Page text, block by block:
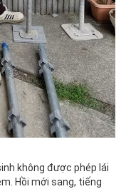
không được phép lái
Hồi mới sang, tiếng